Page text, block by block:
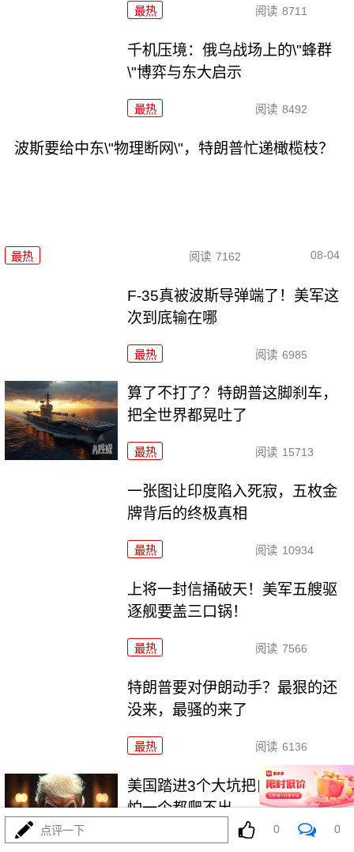
最热 阅读 8711
千机压境：俄乌战场上的\"蜂群
\"博弈与东大启示
最热 阅读 8492
波斯要给中东\"物理断网\"，特朗普忙递橄榄枝？
最热 阅读 7162 08-04
F-35真被波斯导弹端了！美军这
次到底输在哪
最热 阅读 6985
算了不打了？特朗普这脚刹车，
把全世界都晃吐了
最热 阅读 15713
一张图让印度陷入死寂，五枚金
牌背后的终极真相
最热 阅读 10934
上将一封信捅破天！美军五艘驱
逐舰要盖三口锅！
最热 阅读 7566
特朗普要对伊朗动手？最狠的还
没来，最骚的来了
最热 阅读 6136
美国踏进3个大坑把自己埋了！恐
怕一个都爬不出
最热
点评一下 0 0